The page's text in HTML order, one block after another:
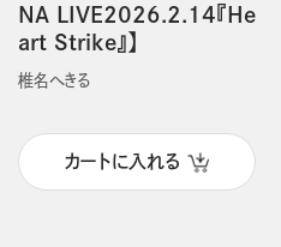
NA LIVE2026.2.14『He
art Strike』】
椎名へきる
カートに入れる